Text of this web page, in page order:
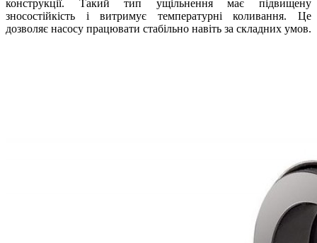
конструкції. Такий тип ущільнення має підвищену
зносостійкість і витримує температурні коливання. Це
дозволяє насосу працювати стабільно навіть за складних умов.